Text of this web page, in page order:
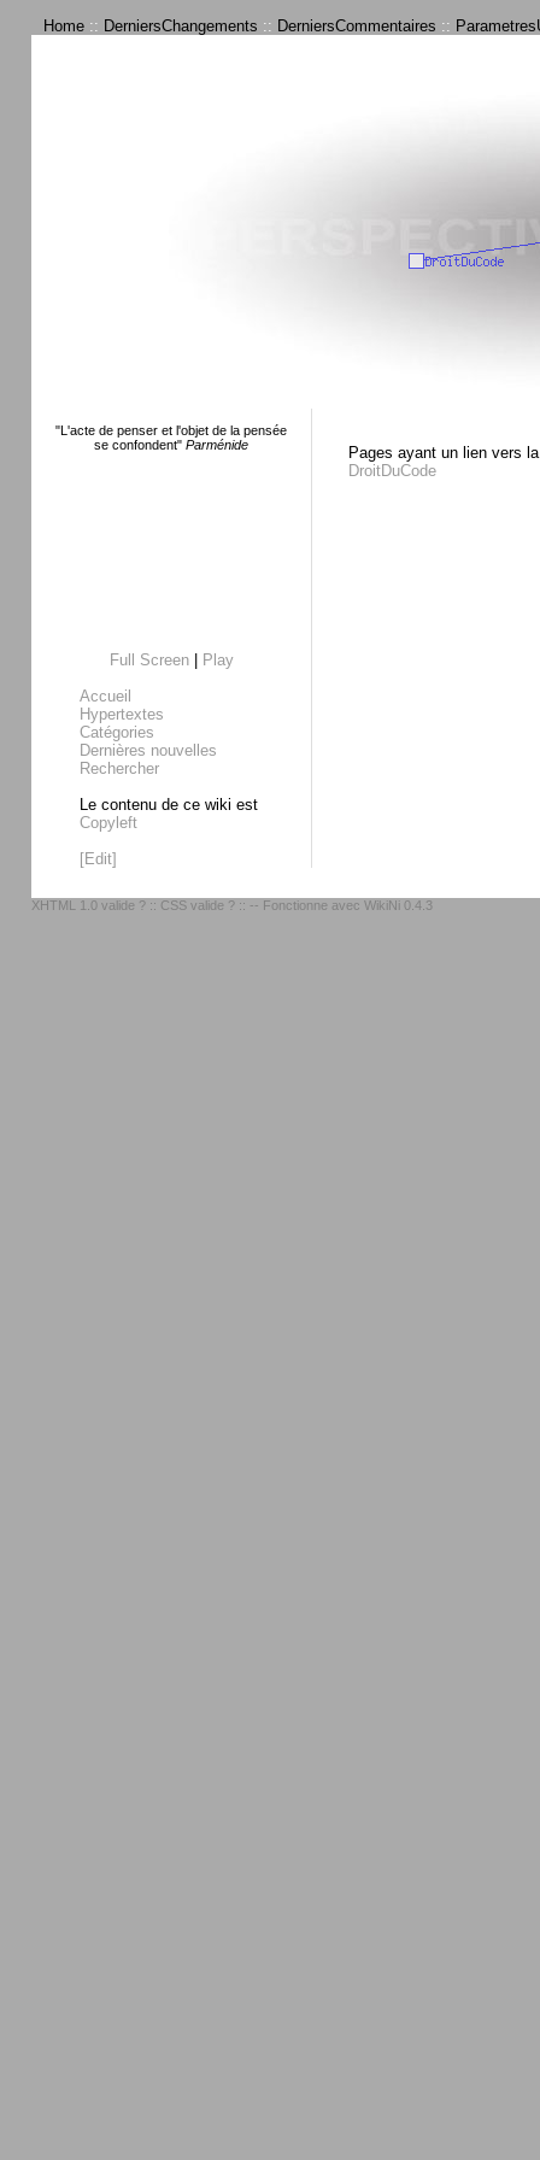
Home :: DerniersChangements :: DerniersCommentaires ::
"L'acte de penser et l'objet de la pensée
se confondent" Parménide
Full Screen|
Play
Accueil
Hypertextes
Catégories
Dernières nouvelles
Rechercher
Le contenu de ce wiki est
Copyleft
[Edit]
Pages ayant un lien vers
DroitDuCode
XHTML 1.0 valide ? :: CSS valide ? :: -- Fonctionne avec WikiNi 0.4.3